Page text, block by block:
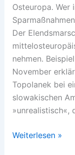
Osteuropa. Wer
Der
nehmen.
November
Topolanek bei
slowakischen
»unrealistisch«,
Rattenrennen
Weiterlesen »